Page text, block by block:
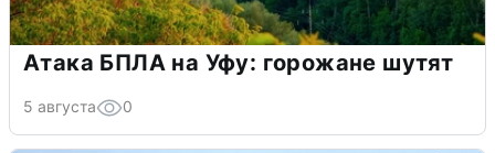
Атака БПЛА на Уфу: горожане шутят
5 августа 0